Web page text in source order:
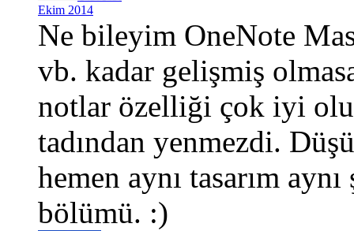
Ekim 2014
Ne bileyim OneNote
vb. kadar gelişmiş
notlar özelliği çok iyi
tadından yenmezdi.
hemen aynı tasarım
bölümü. :)